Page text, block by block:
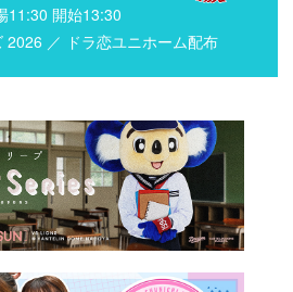
11:30 開始13:30
2026 ／ ドラ恋ユニホーム配布